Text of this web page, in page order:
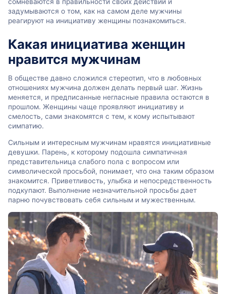
сомневаются в правильности своих действий и
задумываются о том, как на самом деле мужчины
реагируют на инициативу женщины познакомиться.
Какая инициатива женщин
нравится мужчинам
В обществе давно сложился стереотип, что в любовных
отношениях мужчина должен делать первый шаг. Жизнь
меняется, и предписанные негласные правила остаются в
прошлом. Женщины чаще проявляют инициативу и
смелость, сами знакомятся с тем, к кому испытывают
симпатию.
Сильным и интересным мужчинам нравятся инициативные
девушки. Парень, к которому подошла симпатичная
представительница слабого пола с вопросом или
символической просьбой, понимает, что она таким образом
знакомится. Приветливость, улыбка и непосредственность
подкупают. Выполнение незначительной просьбы дает
парню почувствовать себя сильным и мужественным.